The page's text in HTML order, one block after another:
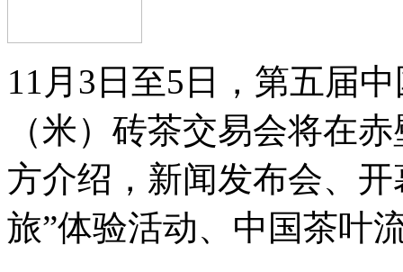
11月3日至5日，第五届
（米）砖茶交易会将在
方介绍，新闻发布会、
旅”体验活动、中国茶叶